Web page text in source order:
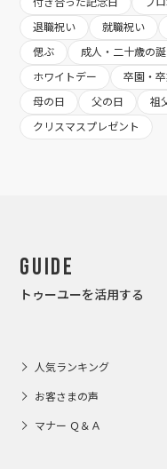
退職祝い
就職祝い
偲ぶ
成人・二十歳の
ホワイトデー
卒園・
母の日
父の日
祖
クリスマスプレゼント
Guide
トゥーユーを活用する
人気ランキング
お客さまの声
マナー Ｑ＆Ａ